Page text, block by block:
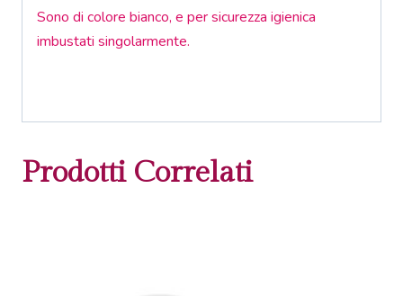
Sono di colore bianco, e per sicurezza igienica
imbustati singolarmente.
Prodotti Correlati